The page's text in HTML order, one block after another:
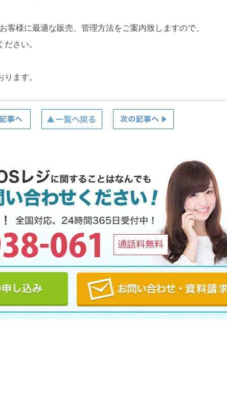
客様に最適な販売、管理方法をご案内致しますので、
さい。
ます。